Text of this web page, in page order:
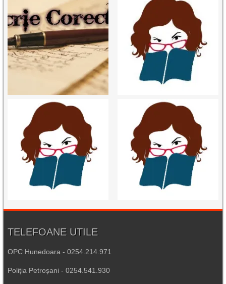
TELEFOANE UTILE
OPC Hunedoara - 0254.214.971
Poliția Petroșani - 0254.541.930